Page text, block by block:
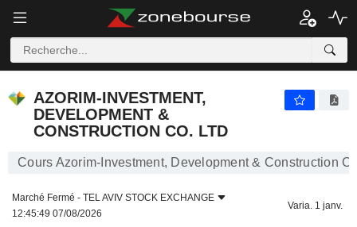
AZORIM-INVESTMENT,
DEVELOPMENT &
CONSTRUCTION CO. LTD
Cours Azorim-Investment, Development & Construction
Marché Fermé - TEL AVIV STOCK EXCHANGE
12:45:49 07/08/2026
Varia. 1 janv.